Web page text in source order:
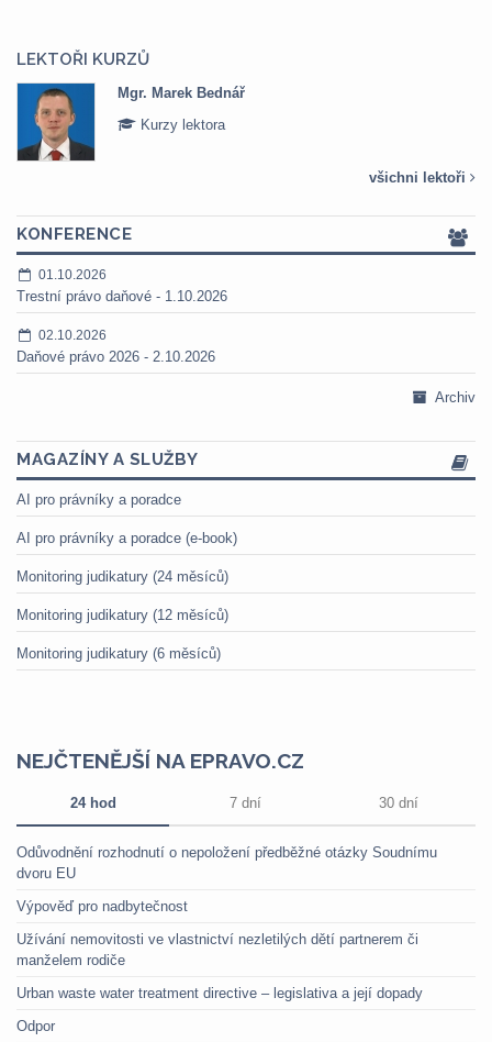
LEKTOŘI KURZŮ
Mgr. Marek Bednář
Kurzy lektora
všichni lektoři
KONFERENCE
01.10.2026
Trestní právo daňové - 1.10.2026
02.10.2026
Daňové právo 2026 - 2.10.2026
Archiv
MAGAZÍNY A SLUŽBY
AI pro právníky a poradce
AI pro právníky a poradce (e-book)
Monitoring judikatury (24 měsíců)
Monitoring judikatury (12 měsíců)
Monitoring judikatury (6 měsíců)
NEJČTENĚJŠÍ NA EPRAVO.CZ
24 hod 7 dní 30 dní
Odůvodnění rozhodnutí o nepoložení předběžné otázky Soudnímu
dvoru EU
Výpověď pro nadbytečnost
Užívání nemovitosti ve vlastnictví nezletilých dětí partnerem či
manželem rodiče
Urban waste water treatment directive – legislativa a její dopady
Odpor